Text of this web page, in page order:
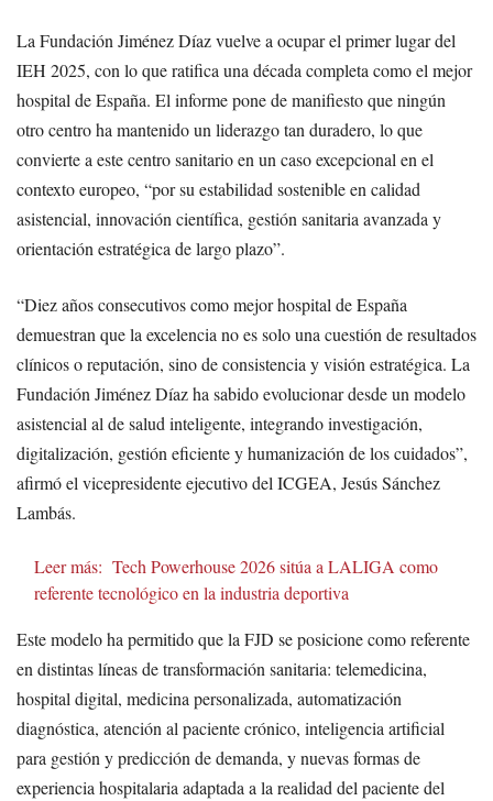
La Fundación Jiménez Díaz vuelve a ocupar el primer lugar del
IEH 2025, con lo que ratifica una década completa como el mejor
hospital de España. El informe pone de manifiesto que ningún
otro centro ha mantenido un liderazgo tan duradero, lo que
convierte a este centro sanitario en un caso excepcional en el
contexto europeo, “por su estabilidad sostenible en calidad
asistencial, innovación científica, gestión sanitaria avanzada y
orientación estratégica de largo plazo”.
“Diez años consecutivos como mejor hospital de España
demuestran que la excelencia no es solo una cuestión de resultados
clínicos o reputación, sino de consistencia y visión estratégica. La
Fundación Jiménez Díaz ha sabido evolucionar desde un modelo
asistencial al de salud inteligente, integrando investigación,
digitalización, gestión eficiente y humanización de los cuidados”,
afirmó el vicepresidente ejecutivo del ICGEA, Jesús Sánchez
Lambás.
Leer más: Tech Powerhouse 2026 sitúa a LALIGA como
referente tecnológico en la industria deportiva
Este modelo ha permitido que la FJD se posicione como referente
en distintas líneas de transformación sanitaria: telemedicina,
hospital digital, medicina personalizada, automatización
diagnóstica, atención al paciente crónico, inteligencia artificial
para gestión y predicción de demanda, y nuevas formas de
experiencia hospitalaria adaptada a la realidad del paciente del